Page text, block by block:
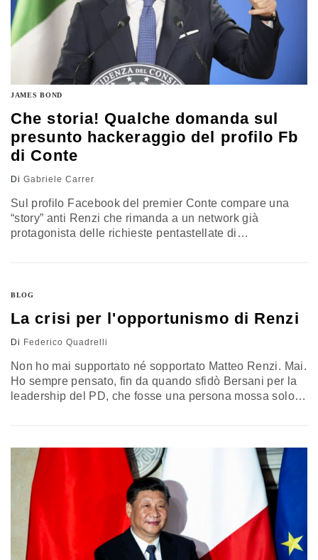
JAMES BOND
Che storia! Qualche domanda sul
presunto hackeraggio del profilo Fb
di Conte
Di Gabriele Carrer
Sul profilo Facebook del premier Conte compare una
“story” anti Renzi che rimanda a un network già
protagonista delle richieste pentastellate di
BLOG
La crisi per l'opportunismo di Renzi
Di Federico Quadrelli
Non ho mai supportato né sopportato Matteo Renzi. Mai.
Ho sempre pensato, fin da quando sfidò Bersani per la
leadership del PD, che fosse una persona mossa solo
a che fare, quando era…